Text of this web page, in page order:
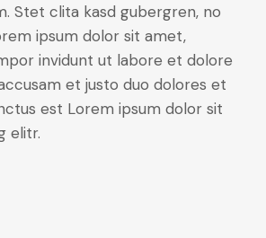
Stet clita kasd gubergren, no
ipsum dolor sit amet,
invidunt ut labore et dolore
et justo duo dolores et
est Lorem ipsum dolor sit
elitr.